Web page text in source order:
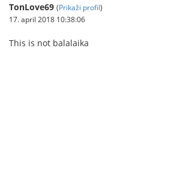
TonLove69 (Prikaži profil)
17. april 2018 10:38:06
This is not balalaika